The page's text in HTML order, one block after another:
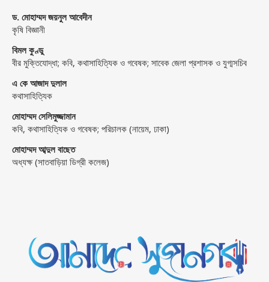
ড. মোহাম্মদ জয়নুল আবেদীন
কৃষি বিজ্ঞানী
বিমল কুণ্ডু
বীর মুক্তিযোদ্ধা; কবি, কথাসাহিত্যিক ও গবেষক; সাবেক জেলা প্রশাসক ও যুগ্মসচিব
এ কে আজাদ দুলাল
কথাসাহিত্যিক
মোহাম্মদ সেলিমুজ্জামান
কবি, কথাসাহিত্যিক ও গবেষক; পরিচালক (নায়েম, ঢাকা)
মোহাম্মদ আব্দুল বাছেত
অধ্যক্ষ (সাতবাড়িয়া ডিগ্রী কলেজ)